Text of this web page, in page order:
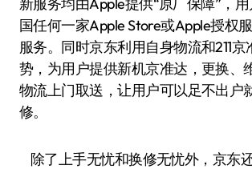
国任何一家Apple Store或Apple授权
服务。同时京东利用自身物流和211
势，为用户提供新机京准达，更换、
物流上门取送，让用户可以足不出户
修。
除了上手无忧和换修无忧外，京东